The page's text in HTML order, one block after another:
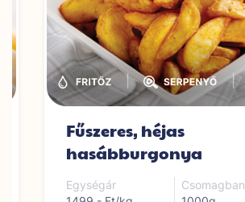
|
Fűszeres, héjas
hasábburgonya
Egységár
Csomagban